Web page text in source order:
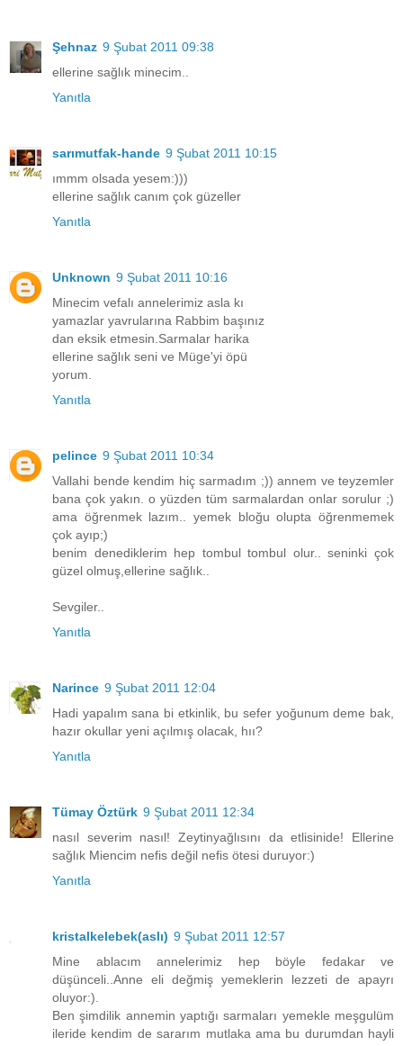
Şehnaz 9 Şubat 2011 09:38
ellerine sağlık minecim..
Yanıtla
sarımutfak-hande 9 Şubat 2011 10:15
ımmm olsada yesem:)))
ellerine sağlık canım çok güzeller
Yanıtla
Unknown 9 Şubat 2011 10:16
Minecim vefalı annelerimiz asla kı
yamazlar yavrularına Rabbim başınız
dan eksik etmesin.Sarmalar harika
ellerine sağlık seni ve Müge'yi öpü
yorum.
Yanıtla
pelince 9 Şubat 2011 10:34
Vallahi bende kendim hiç sarmadım ;)) annem ve teyzemler
bana çok yakın. o yüzden tüm sarmalardan onlar sorulur ;)
ama öğrenmek lazım.. yemek bloğu olupta öğrenmemek
çok ayıp;)
benim denediklerim hep tombul tombul olur.. seninki çok
güzel olmuş,ellerine sağlık..
Sevgiler..
Yanıtla
Narince 9 Şubat 2011 12:04
Hadi yapalım sana bi etkinlik, bu sefer yoğunum deme bak,
hazır okullar yeni açılmış olacak, hıı?
Yanıtla
Tümay Öztürk 9 Şubat 2011 12:34
nasıl severim nasıl! Zeytinyağlısını da etlisinide! Ellerine
sağlık Miencim nefis değil nefis ötesi duruyor:)
Yanıtla
kristalkelebek(aslı) 9 Şubat 2011 12:57
Mine ablacım annelerimiz hep böyle fedakar ve
düşünceli..Anne eli değmiş yemeklerin lezzeti de apayrı
oluyor:).
Ben şimdilik annemin yaptığı sarmaları yemekle meşgulüm
ileride kendim de sararım mutlaka ama bu durumdan hayli